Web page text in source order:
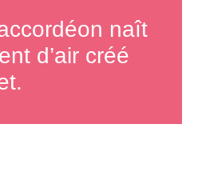
naît
d’air créé